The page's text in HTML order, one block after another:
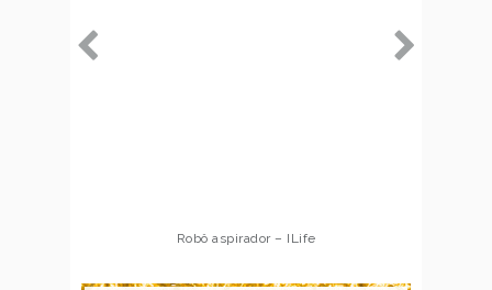
Robô aspirador – Multilaser